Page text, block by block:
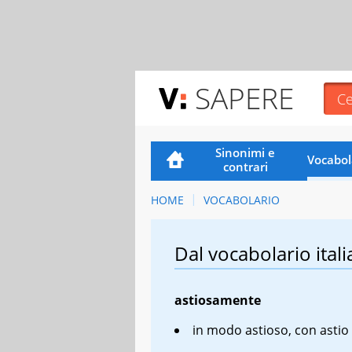
SAPERE
Sinonimi e
contrari
HOME VOCABOLARIO
Dal vocabolario
astiosamente
in modo astioso, con astio